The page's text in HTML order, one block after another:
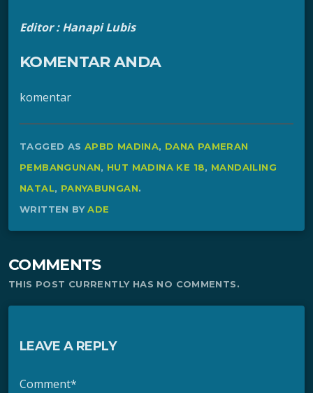
Editor : Hanapi Lubis
KOMENTAR ANDA
komentar
TAGGED AS APBD MADINA, DANA PAMERAN
PEMBANGUNAN, HUT MADINA KE 18, MANDAILING
NATAL, PANYABUNGAN.
WRITTEN BYADE
COMMENTS
THIS POST CURRENTLY HAS NO COMMENTS.
LEAVE A REPLY
Comment*